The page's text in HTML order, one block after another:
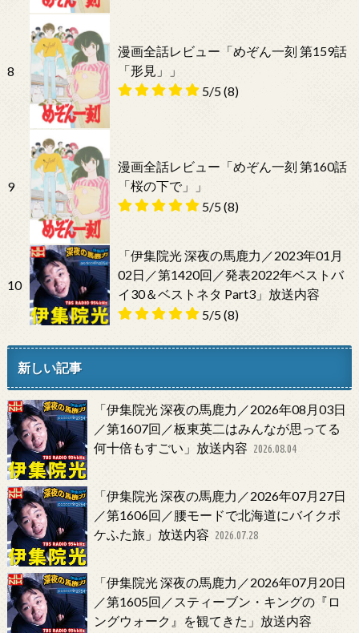
8
漫画全話レビュー「めぞん一刻 第159話
「形見」」
5/5(8)
9
漫画全話レビュー「めぞん一刻 第160話
「桜の下で」」
5/5(8)
10
「伊集院光 深夜の馬鹿力／2023年01月
02日／第1420回／発表2022年ベストバ
イ30＆ベストネタ Part3」放送内容
5/5(8)
新しい記事
「伊集院光 深夜の馬鹿力／2026年08月03日
／第1607回／板東英二はみんなが思ってる
何十倍もすごい」放送内容 2026.08.04
「伊集院光 深夜の馬鹿力／2026年07月27日
／第1606回／腰モードで北海道にバイクポ
ケふた旅」放送内容 2026.07.28
「伊集院光 深夜の馬鹿力／2026年07月20日
／第1605回／スティーブン・キングの『ロ
ングウォーク』を観てきた」放送内容